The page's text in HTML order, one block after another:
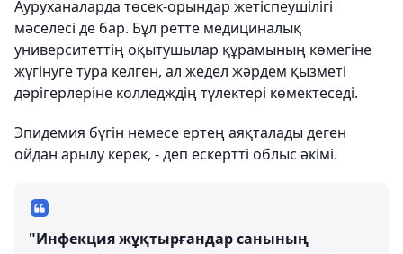
Ауруханаларда төсек-орындар жетіспеушілігі
мәселесі де бар. Бұл ретте медициналық
университеттің оқытушылар құрамының көмегіне
жүгінуге тура келген, ал жедел жәрдем қызметі
дәрігерлеріне колледждің түлектері көмектеседі.
Эпидемия бүгін немесе ертең аяқталады деген
ойдан арылу керек, - деп ескертті облыс әкімі.
"Инфекция жұқтырғандар санының